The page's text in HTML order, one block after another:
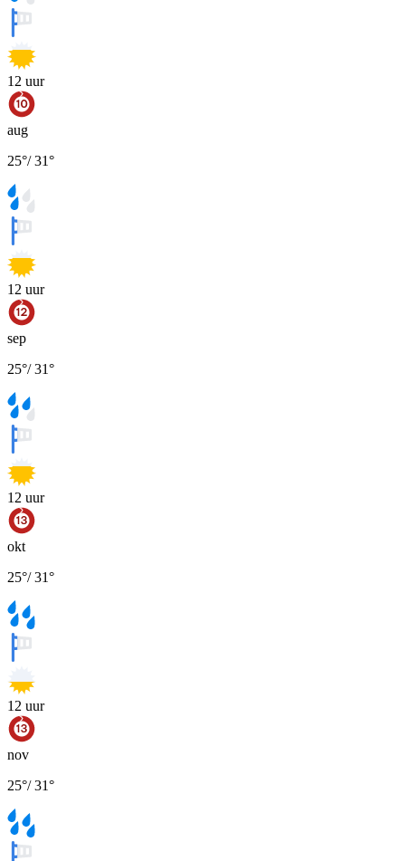
12 uur
aug
25°/31°
12 uur
sep
25°/31°
12 uur
okt
25°/31°
12 uur
nov
25°/31°